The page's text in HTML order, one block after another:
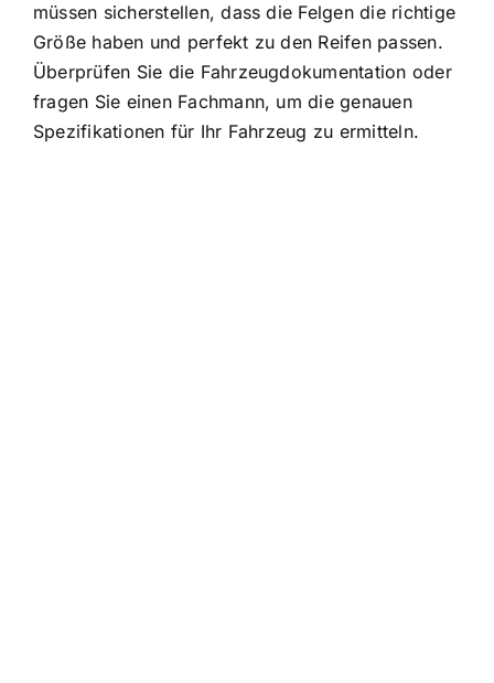
müssen sicherstellen, dass die Felgen die richtige
Größe haben und perfekt zu den Reifen passen.
Überprüfen Sie die Fahrzeugdokumentation oder
fragen Sie einen Fachmann, um die genauen
Spezifikationen für Ihr Fahrzeug zu ermitteln.